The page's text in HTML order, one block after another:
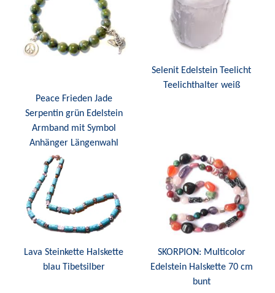
Peace Frieden Jade
Serpentin grün Edelstein
Armband mit Symbol
Anhänger Längenwahl
Selenit Edelstein Teelicht
Teelichthalter weiß
Lava Steinkette Halskette
blau Tibetsilber
SKORPION: Multicolor
Edelstein Halskette 70 cm
bunt